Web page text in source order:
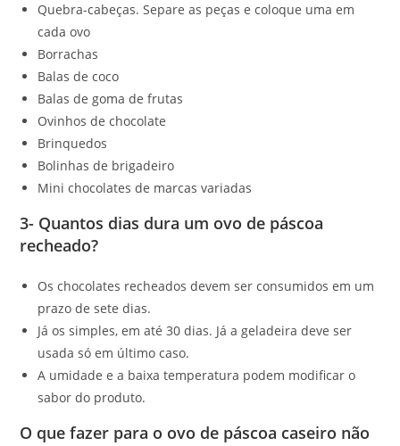
Quebra-cabeças. Separe as peças e coloque uma em
cada ovo
Borrachas
Balas de coco
Balas de goma de frutas
Ovinhos de chocolate
Brinquedos
Bolinhas de brigadeiro
Mini chocolates de marcas variadas
3- Quantos dias dura um ovo de páscoa
recheado?
Os chocolates recheados devem ser consumidos em um
prazo de sete dias.
Já os simples, em até 30 dias. Já a geladeira deve ser
usada só em último caso.
A umidade e a baixa temperatura podem modificar o
sabor do produto.
O que fazer para o ovo de páscoa caseiro não